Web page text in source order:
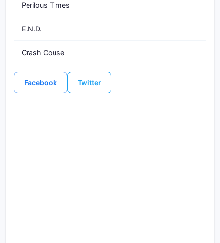
Perilous Times
E.N.D.
Crash Couse
Facebook Twitter